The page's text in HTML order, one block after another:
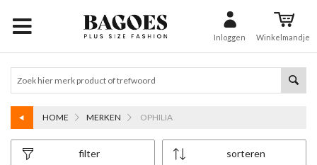
Inloggen Winkelmandje
HOME MERKEN OPHILIA
sorteren
filter